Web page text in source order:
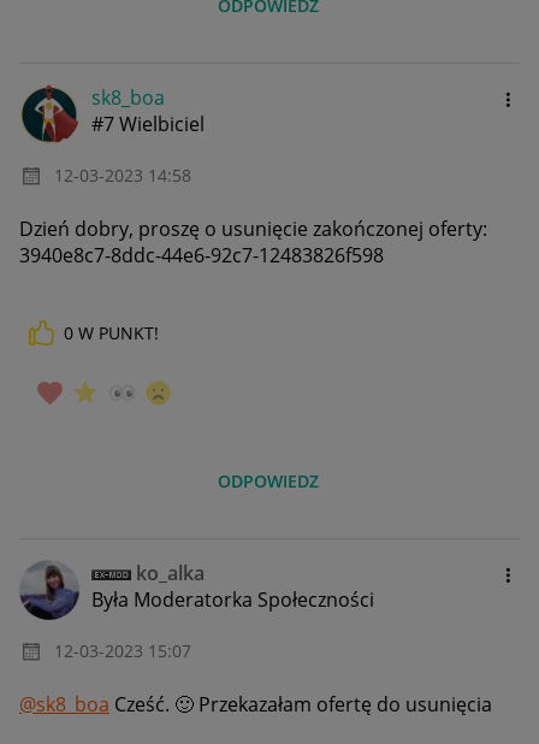
ODPOWIEDZ
sk8_boa
#7 Wielbiciel
‎12-03-2023 14:58
Dzień dobry, proszę o usunięcie zakończonej oferty:
3940e8c7-8ddc-44e6-92c7-12483826f598
0 W PUNKT!
ODPOWIEDZ
ko_alka
Była Moderatorka Społeczności
‎12-03-2023 15:07
@sk8_boa Cześć. 🙂 Przekazałam ofertę do usunięcia